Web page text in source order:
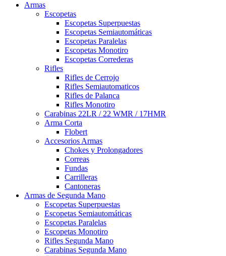
Armas
Escopetas
Escopetas Superpuestas
Escopetas Semiautomáticas
Escopetas Paralelas
Escopetas Monotiro
Escopetas Correderas
Rifles
Rifles de Cerrojo
Rifles Semiautomaticos
Rifles de Palanca
Rifles Monotiro
Carabinas 22LR / 22 WMR / 17HMR
Arma Corta
Flobert
Accesorios Armas
Chokes y Prolongadores
Correas
Fundas
Carrilleras
Cantoneras
Armas de Segunda Mano
Escopetas Superpuestas
Escopetas Semiautomáticas
Escopetas Paralelas
Escopetas Monotiro
Rifles Segunda Mano
Carabinas Segunda Mano